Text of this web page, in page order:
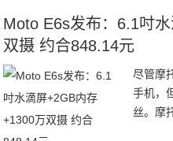
Moto E6s发布：6.1吋
双摄 约合848.14元
尽管摩
手机，
丝。摩
语是“